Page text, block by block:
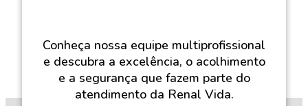
Conheça nossa equipe multiprofissional
e descubra a excelência, o acolhimento
e a segurança que fazem parte do
atendimento da Renal Vida.